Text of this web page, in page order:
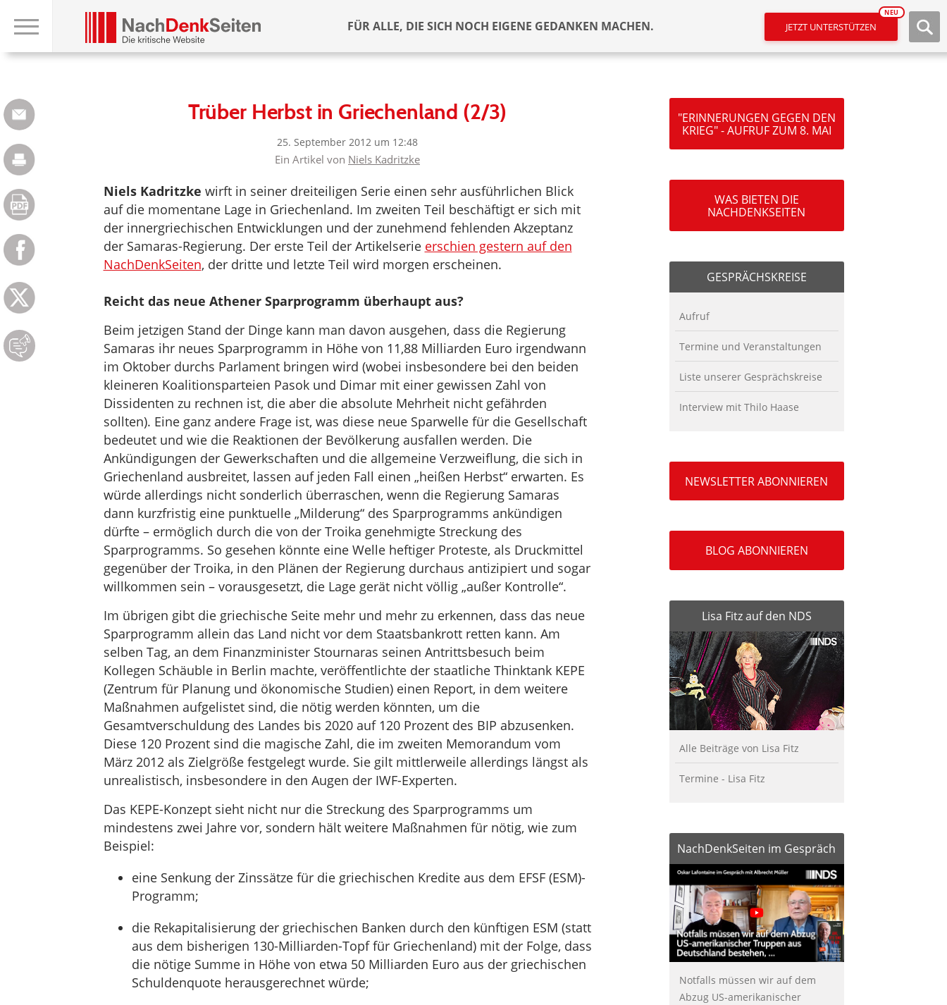
FÜR ALLE, DIE SICH NOCH EIGENE GEDANKEN MACHEN. JETZT UNTERSTÜTZEN
NEU
Trüber Herbst in Griechenland (2/3)
25. September 2012 um 12:48
Ein Artikel von Niels Kadritzke
Niels Kadritzke wirft in seiner dreiteiligen Serie einen sehr ausführlichen Blick
auf die momentane Lage in Griechenland. Im zweiten Teil beschäftigt er sich mit
der innergriechischen Entwicklungen und der zunehmend fehlenden Akzeptanz
der Samaras-Regierung. Der erste Teil der Artikelserie erschien gestern auf den
NachDenkSeiten, der dritte und letzte Teil wird morgen erscheinen.
Reicht das neue Athener Sparprogramm überhaupt aus?
Beim jetzigen Stand der Dinge kann man davon ausgehen, dass die Regierung
Samaras ihr neues Sparprogramm in Höhe von 11,88 Milliarden Euro irgendwann
im Oktober durchs Parlament bringen wird (wobei insbesondere bei den beiden
kleineren Koalitionsparteien Pasok und Dimar mit einer gewissen Zahl von
Dissidenten zu rechnen ist, die aber die absolute Mehrheit nicht gefährden
sollten). Eine ganz andere Frage ist, was diese neue Sparwelle für die Gesellschaft
bedeutet und wie die Reaktionen der Bevölkerung ausfallen werden. Die
Ankündigungen der Gewerkschaften und die allgemeine Verzweiflung, die sich in
Griechenland ausbreitet, lassen auf jeden Fall einen „heißen Herbst“ erwarten. Es
würde allerdings nicht sonderlich überraschen, wenn die Regierung Samaras
dann kurzfristig eine punktuelle „Milderung“ des Sparprogramms ankündigen
dürfte – ermöglich durch die von der Troika genehmigte Streckung des
Sparprogramms. So gesehen könnte eine Welle heftiger Proteste, als Druckmittel
gegenüber der Troika, in den Plänen der Regierung durchaus antizipiert und sogar
willkommen sein – vorausgesetzt, die Lage gerät nicht völlig „außer Kontrolle“.
Im übrigen gibt die griechische Seite mehr und mehr zu erkennen, dass das neue
Sparprogramm allein das Land nicht vor dem Staatsbankrott retten kann. Am
selben Tag, an dem Finanzminister Stournaras seinen Antrittsbesuch beim
Kollegen Schäuble in Berlin machte, veröffentlichte der staatliche Thinktank KEPE
(Zentrum für Planung und ökonomische Studien) einen Report, in dem weitere
Maßnahmen aufgelistet sind, die nötig werden könnten, um die
Gesamtverschuldung des Landes bis 2020 auf 120 Prozent des BIP abzusenken.
Diese 120 Prozent sind die magische Zahl, die im zweiten Memorandum vom
März 2012 als Zielgröße festgelegt wurde. Sie gilt mittlerweile allerdings längst als
unrealistisch, insbesondere in den Augen der IWF-Experten.
Das KEPE-Konzept sieht nicht nur die Streckung des Sparprogramms um
mindestens zwei Jahre vor, sondern hält weitere Maßnahmen für nötig, wie zum
Beispiel:
eine Senkung der Zinssätze für die griechischen Kredite aus dem EFSF (ESM)-
Programm;
die Rekapitalisierung der griechischen Banken durch den künftigen ESM (statt
aus dem bisherigen 130-Milliarden-Topf für Griechenland) mit der Folge, dass
die nötige Summe in Höhe von etwa 50 Milliarden Euro aus der griechischen
Schuldenquote herausgerechnet würde;
"ERINNERUNGEN GEGEN DEN
KRIEG" - AUFRUF ZUM 8. MAI
WAS BIETEN DIE
NACHDENKSEITEN
GESPRÄCHSKREISE
Aufruf
Termine und Veranstaltungen
Liste unserer Gesprächskreise
Interview mit Thilo Haase
NEWSLETTER ABONNIEREN
BLOG ABONNIEREN
Lisa Fitz auf den NDS
Alle Beiträge von Lisa Fitz
Termine - Lisa Fitz
NachDenkSeiten im Gespräch
Notfalls müssen wir auf dem
Abzug US-amerikanischer